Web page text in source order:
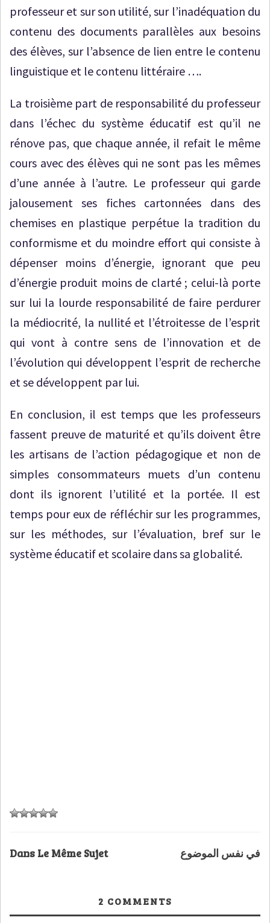
professeur et sur son utilité, sur l’inadéquation du
contenu des documents parallèles aux besoins
des élèves, sur l’absence de lien entre le contenu
linguistique et le contenu littéraire ….
La troisième part de responsabilité du professeur
dans l’échec du système éducatif est qu’il ne
rénove pas, que chaque année, il refait le même
cours avec des élèves qui ne sont pas les mêmes
d’une année à l’autre. Le professeur qui garde
jalousement ses fiches cartonnées dans des
chemises en plastique perpétue la tradition du
conformisme et du moindre effort qui consiste à
dépenser moins d’énergie, ignorant que peu
d’énergie produit moins de clarté ; celui-là porte
sur lui la lourde responsabilité de faire perdurer
la médiocrité, la nullité et l’étroitesse de l’esprit
qui vont à contre sens de l’innovation et de
l’évolution qui développent l’esprit de recherche
et se développent par lui.
En conclusion, il est temps que les professeurs
fassent preuve de maturité et qu’ils doivent être
les artisans de l’action pédagogique et non de
simples consommateurs muets d’un contenu
dont ils ignorent l’utilité et la portée. Il est
temps pour eux de réfléchir sur les programmes,
sur les méthodes, sur l’évaluation, bref sur le
système éducatif et scolaire dans sa globalité.
Dans Le Même Sujet في نفس الموضوع
2 COMMENTS